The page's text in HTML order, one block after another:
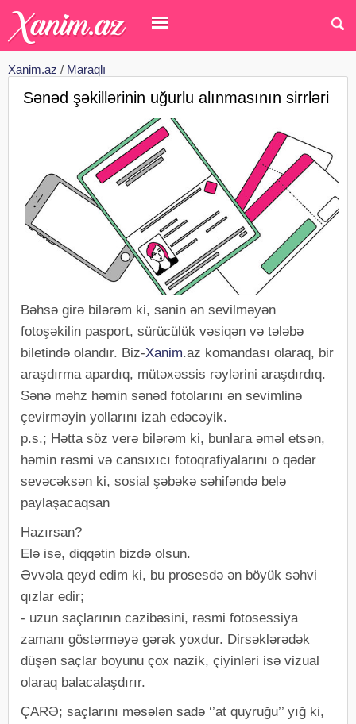
Xanim.az / Maraqlı
Sənəd şəkillərinin uğurlu alınmasının sirrləri
Bəhsə girə bilərəm ki, sənin ən sevilməyən
fotoşəkilin pasport, sürücülük vəsiqən və tələbə
biletində olandır. Biz-Xanim.az komandası olaraq, bir
araşdırma apardıq, mütəxəssis rəylərini araşdırdıq.
Sənə məhz həmin sənəd fotolarını ən sevimlinə
çevirməyin yollarını izah edəcəyik.
p.s.; Hətta söz verə bilərəm ki, bunlara əməl etsən,
həmin rəsmi və cansıxıcı fotoqrafiyalarını o qədər
sevəcəksən ki, sosial şəbəkə səhifəndə belə
paylaşacaqsan
Hazırsan?
Elə isə, diqqətin bizdə olsun.
Əvvəla qeyd edim ki, bu prosesdə ən böyük səhvi
qızlar edir;
- uzun saçlarının cazibəsini, rəsmi fotosessiya
zamanı göstərməyə gərək yoxdur. Dirsəklərədək
düşən saçlar boyunu çox nazik, çiyinləri isə vizual
olaraq balacalaşdırır.
ÇARƏ; saçlarını məsələn sadə ‘’at quyruğu’’ yığ ki,